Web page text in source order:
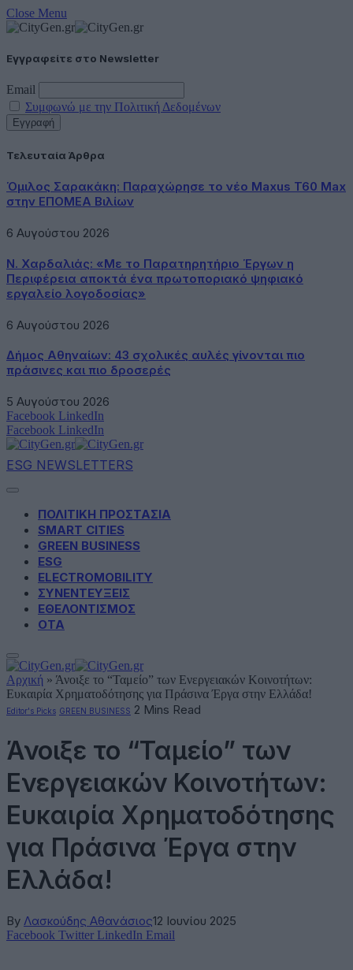
Close Menu
Εγγραφείτε στο Newsletter
Email
Συμφωνώ με την Πολιτική Δεδομένων
Τελευταία Άρθρα
Όμιλος Σαρακάκη: Παραχώρησε το νέο Maxus T60 Max
στην ΕΠΟΜΕΑ Βιλίων
6 Αυγούστου 2026
Ν. Χαρδαλιάς: «Με το Παρατηρητήριο Έργων η
Περιφέρεια αποκτά ένα πρωτοποριακό ψηφιακό
εργαλείο λογοδοσίας»
6 Αυγούστου 2026
Δήμος Αθηναίων: 43 σχολικές αυλές γίνονται πιο
πράσινες και πιο δροσερές
5 Αυγούστου 2026
Facebook LinkedIn
Facebook LinkedIn
ESG NEWSLETTERS
ΠΟΛΙΤΙΚΗ ΠΡΟΣΤΑΣΙΑ
SMART CITIES
GREEN BUSINESS
ESG
ELECTROMOBILITY
ΣΥΝΕΝΤΕΥΞΕΙΣ
ΕΘΕΛΟΝΤΙΣΜΟΣ
ΟΤΑ
Αρχική » Άνοιξε το “Ταμείο” των Ενεργειακών Κοινοτήτων:
Ευκαιρία Χρηματοδότησης για Πράσινα Έργα στην Ελλάδα!
Editor's Picks GREEN BUSINESS 2 Mins Read
Άνοιξε το “Ταμείο” των
Ενεργειακών Κοινοτήτων:
Ευκαιρία Χρηματοδότησης
για Πράσινα Έργα στην
Ελλάδα!
By Λασκούδης Αθανάσιος12 Ιουνίου 2025
Facebook Twitter LinkedIn Email